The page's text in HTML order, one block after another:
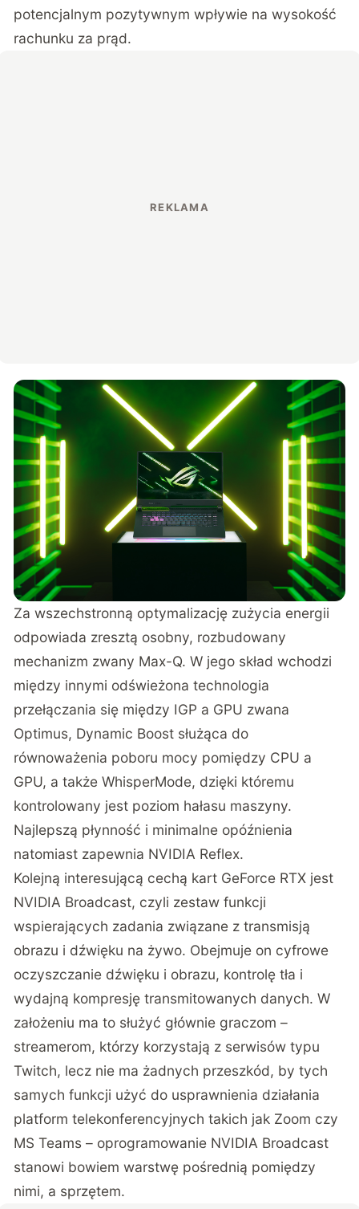
potencjalnym pozytywnym wpływie na wysokość
rachunku za prąd.
Za wszechstronną optymalizację zużycia energii
odpowiada zresztą osobny, rozbudowany
mechanizm zwany Max-Q. W jego skład wchodzi
między innymi odświeżona technologia
przełączania się między IGP a GPU zwana
Optimus, Dynamic Boost służąca do
równoważenia poboru mocy pomiędzy CPU a
GPU, a także WhisperMode, dzięki któremu
kontrolowany jest poziom hałasu maszyny.
Najlepszą płynność i minimalne opóźnienia
natomiast zapewnia NVIDIA Reflex.
Kolejną interesującą cechą kart GeForce RTX jest
NVIDIA Broadcast, czyli zestaw funkcji
wspierających zadania związane z transmisją
obrazu i dźwięku na żywo. Obejmuje on cyfrowe
oczyszczanie dźwięku i obrazu, kontrolę tła i
wydajną kompresję transmitowanych danych. W
założeniu ma to służyć głównie graczom –
streamerom, którzy korzystają z serwisów typu
Twitch, lecz nie ma żadnych przeszkód, by tych
samych funkcji użyć do usprawnienia działania
platform telekonferencyjnych takich jak Zoom czy
MS Teams – oprogramowanie NVIDIA Broadcast
stanowi bowiem warstwę pośrednią pomiędzy
nimi, a sprzętem.